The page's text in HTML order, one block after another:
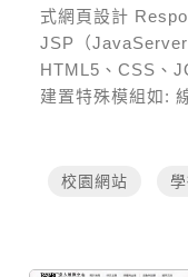
式網頁設計
JSP（
HTML5、CSS、
建置特殊模組如:
校園網站